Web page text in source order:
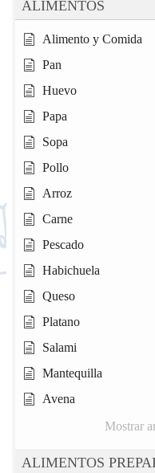
ALIMENTOS
Alimento y Comida
Pan
Huevo
Papa
Sopa
Pollo
Arroz
Carne
Pescado
Habichuela
Queso
Platano
Salami
Mantequilla
Avena
Mostrar
ALIMENTOS